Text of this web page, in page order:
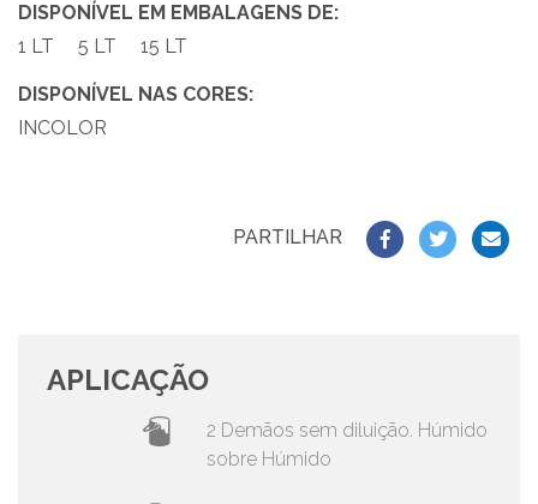
DISPONÍVEL EM EMBALAGENS DE:
1 LT
5 LT 15 LT
DISPONÍVEL NAS CORES:
INCOLOR
PARTILHAR
APLICAÇÃO
2 Demãos sem diluição. Húmido
sobre Húmido